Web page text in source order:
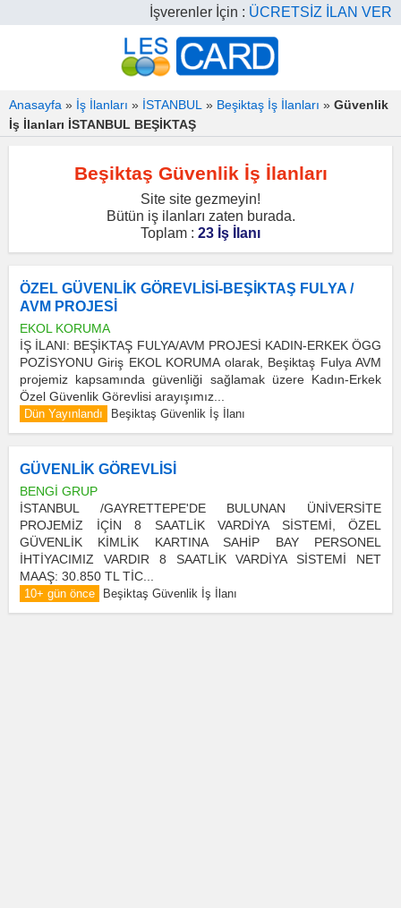
İşverenler İçin : ÜCRETSİZ İLAN VER
Anasayfa » İş İlanları » İSTANBUL » Beşiktaş İş İlanları » Güvenlik
İş İlanları İSTANBUL BEŞİKTAŞ
Beşiktaş Güvenlik İş İlanları
Site site gezmeyin!
Bütün iş ilanları zaten burada.
Toplam : 23 İş İlanı
ÖZEL GÜVENLİK GÖREVLİSİ-BEŞİKTAŞ FULYA /
AVM PROJESİ
EKOL KORUMA
İŞ İLANI: BEŞİKTAŞ FULYA/AVM PROJESİ KADIN-ERKEK ÖGG
POZİSYONU Giriş EKOL KORUMA olarak, Beşiktaş Fulya AVM
projemiz kapsamında güvenliği sağlamak üzere Kadın-Erkek
Özel Güvenlik Görevlisi arayışımız...
Dün Yayınlandı Beşiktaş Güvenlik İş İlanı
GÜVENLİK GÖREVLİSİ
BENGİ GRUP
İSTANBUL /GAYRETTEPE'DE BULUNAN ÜNİVERSİTE
PROJEMİZ İÇİN 8 SAATLİK VARDİYA SİSTEMİ, ÖZEL
GÜVENLİK KİMLİK KARTINA SAHİP BAY PERSONEL
İHTİYACIMIZ VARDIR 8 SAATLİK VARDİYA SİSTEMİ NET
MAAŞ: 30.850 TL TİC...
10+ gün önce Beşiktaş Güvenlik İş İlanı